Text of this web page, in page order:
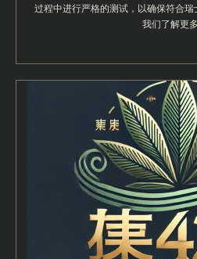
过程中进行严格的测试，以确保符合
我们了解更